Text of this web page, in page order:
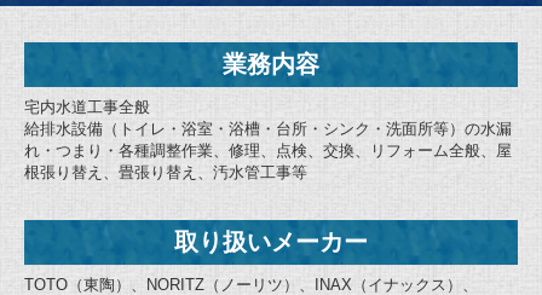
業務内容
宅内水道工事全般
給排水設備（トイレ・浴室・浴槽・台所・シンク・洗面所等）の水漏
れ・つまり・各種調整作業、修理、点検、交換、リフォーム全般、屋
根張り替え、畳張り替え、汚水管工事等
取り扱いメーカー
TOTO（東陶）、NORITZ（ノーリツ）、INAX（イナックス）、